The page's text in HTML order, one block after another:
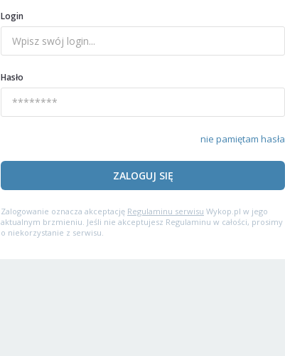
Login
Hasło
nie pamiętam hasła
ZALOGUJ SIĘ
Zalogowanie oznacza akceptację Regulaminu serwisu Wykop.pl w jego
aktualnym brzmieniu. Jeśli nie akceptujesz Regulaminu w całości, prosimy
o niekorzystanie z serwisu.